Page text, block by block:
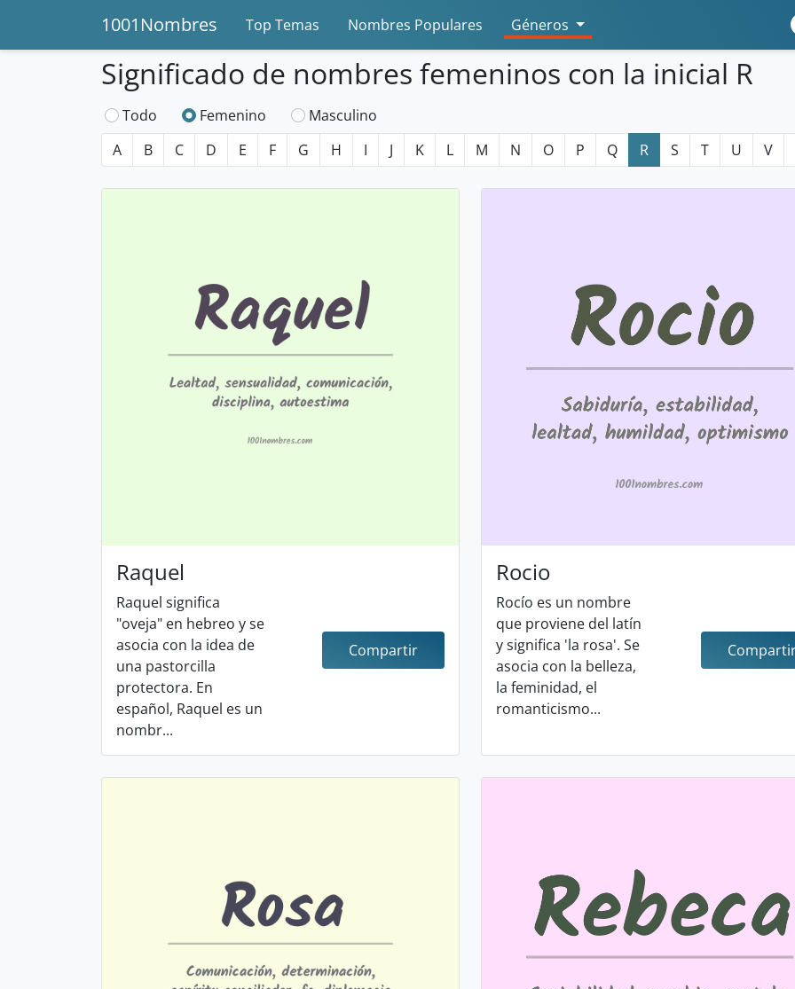
1001Nombres Top Temas Nombres Populares Géneros
Significado de nombres femeninos con la inicial R
Todo Femenino
Masculino
A
B C D E F G H I J K L M N O P Q R S T U V
Raquel
Raquel significa
"oveja" en hebreo y se
asocia con la idea de
una pastorcilla
protectora. En
español, Raquel es un
nombr...
Compartir
Rocio
Rocío es un nombre
que proviene del latín
y significa 'la rosa'. Se
asocia con la belleza,
la feminidad, el
romanticismo...